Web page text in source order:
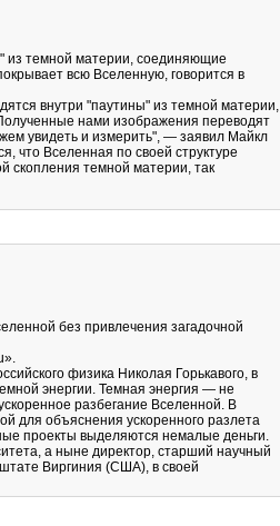
из темной материи, соединяющие
всю Вселенную, говорится в
внутри "паутины" из темной материи,
нами изображения переводят
увидеть и измерить", — заявил Майкл
что Вселенная по своей структуре
скопления темной материи, так
без привлечения загадочной
физика Николая Горькавого, в
энергии. Темная энергия — не
разбегание Вселенной. В
для объяснения ускоренного разлета
проекты выделяются немалые деньги.
а ныне директор, старший научный
штате Виргиния (США), в своей